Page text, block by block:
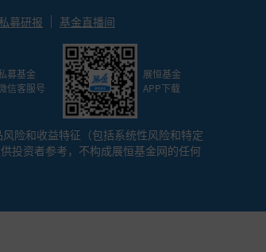
私募研报
基金直播间
募基金
信客服号
展恒基金
APP下载
险和收益特征（包括系统性风险和特定
投资者参考，不构成展恒基金网的任何